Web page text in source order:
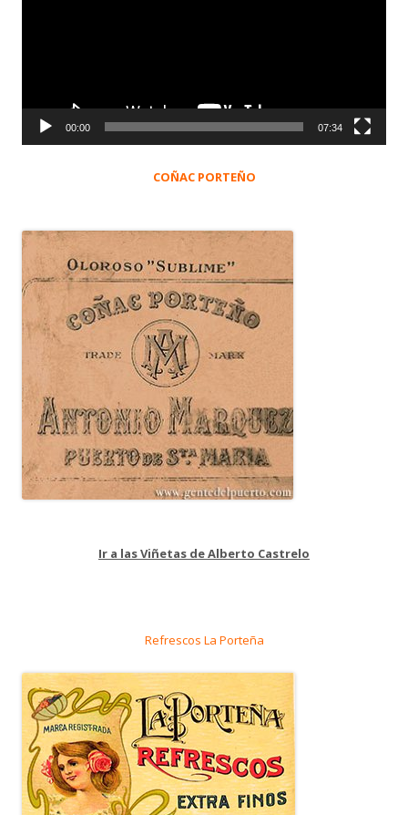
00:00 07:34
COÑAC PORTEÑO
Ir a las Viñetas de Alberto Castrelo
Refrescos La Porteña